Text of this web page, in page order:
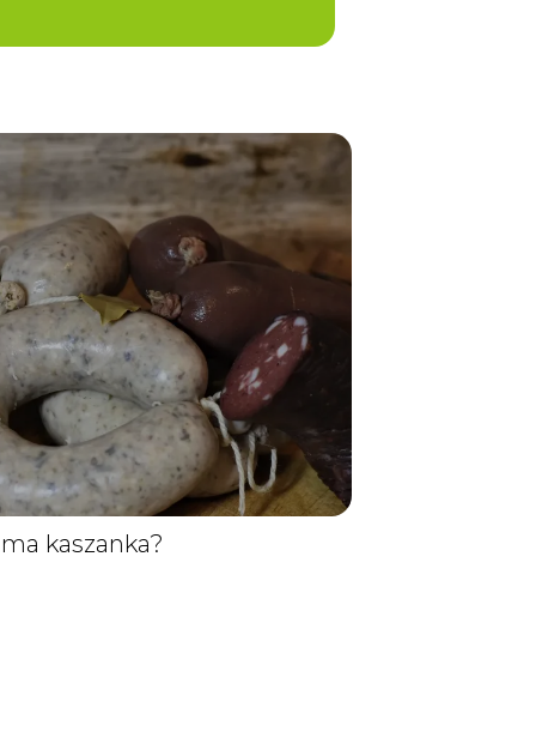
kaszanka?